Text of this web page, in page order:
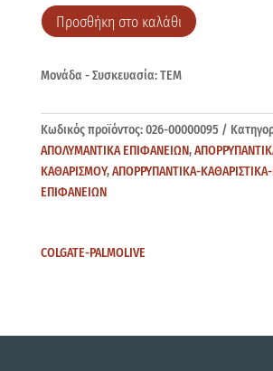
ποσότητα
Προσθήκη στο καλάθι
Μονάδα - Συσκευασία: ΤΕΜ
Κωδικός προϊόντος:026-00000095
ΑΠΟΛΥΜΑΝΤΙΚΑ ΕΠΙΦΑΝΕΙΩΝ,
ΚΑΘΑΡΙΣΜΟΥ,ΑΠΟΡΡΥΠΑΝΤΙΚΑ-ΚΑΘΑΡΙΣΤΙΚΑ-
ΕΠΙΦΑΝΕΙΩΝ
COLGATE-PALMOLIVE